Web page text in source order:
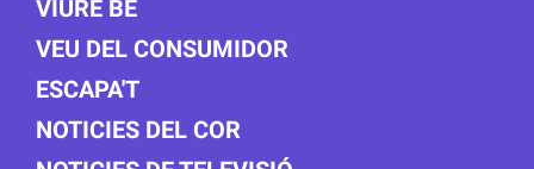
VIURE BÉ
VEU DEL CONSUMIDOR
ESCAPA'T
NOTICIES DEL COR